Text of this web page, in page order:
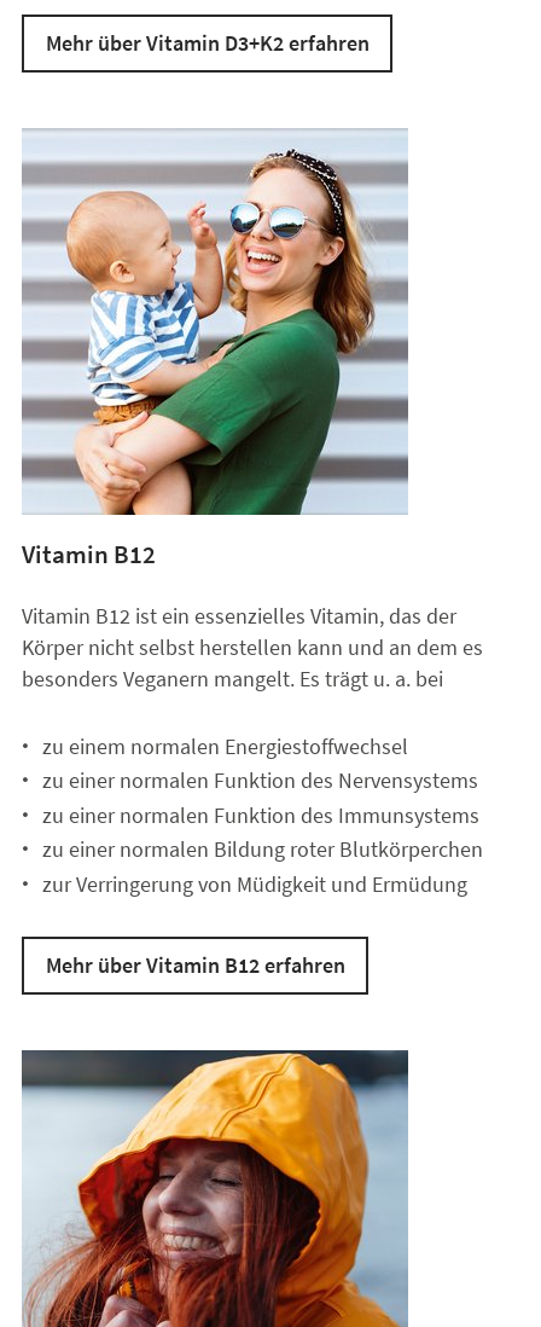
Mehr über Vitamin D3+K2 erfahren
Vitamin B12
Vitamin B12 ist ein essenzielles Vitamin, das der
Körper nicht selbst herstellen kann und an dem es
besonders Veganern mangelt. Es trägt u. a. bei
zu einem normalen Energiestoffwechsel
zu einer normalen Funktion des Nervensystems
zu einer normalen Funktion des Immunsystems
zu einer normalen Bildung roter Blutkörperchen
zur Verringerung von Müdigkeit und Ermüdung
Mehr über Vitamin B12 erfahren